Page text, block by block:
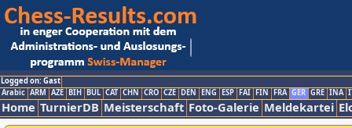
Logged on: Gast
Arabic ARM AZE BIH BUL CAT CHN CRO CZE DEN ENG ESP FAI FIN FRA GER GRE INA
Home TurnierDB Meisterschaft Foto-Galerie Meldekartei